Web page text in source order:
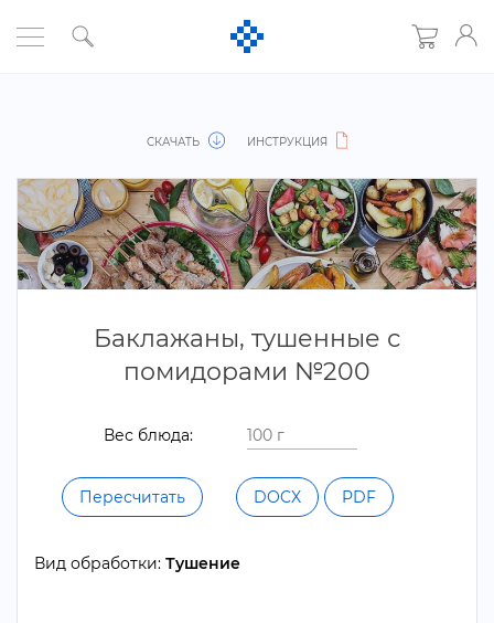
СКАЧАТЬ ИНСТРУКЦИЯ
Баклажаны, тушенные с
помидорами №200
ес блюда:
Пересчитать DOCX PDF
ид обработки: Тушение